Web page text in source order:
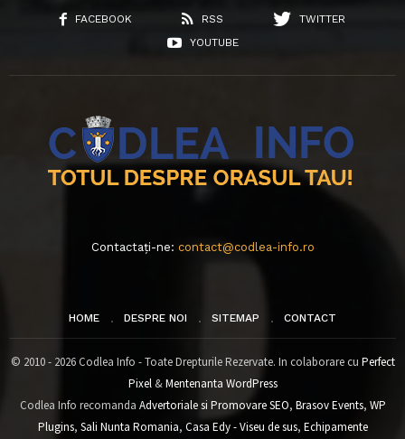
FACEBOOK RSS
TWITTER
YOUTUBE
Contactați-ne: contact@codlea-info.ro
HOME DESPRE NOI SITEMAP CONTACT
© 2010 - 2026 Codlea Info - Toate Drepturile Rezervate. In colaborare cu Perfect
Pixel&Mentenanta WordPress
Codlea Info recomanda Advertoriale si Promovare SEO, Brasov Events, WP
Plugins, Sali Nunta Romania, Casa Edy - Viseu de sus, Echipamente